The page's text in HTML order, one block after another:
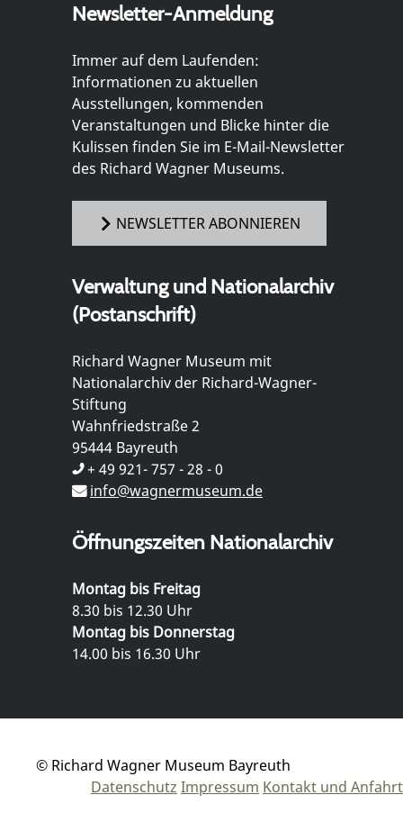
Newsletter-Anmeldung
Immer auf dem Laufenden:
Informationen zu aktuellen
Ausstellungen, kommenden
Veranstaltungen und Blicke hinter die
Kulissen finden Sie im E-Mail-Newsletter
des Richard Wagner Museums.
NEWSLETTER ABONNIEREN
Verwaltung und Nationalarchiv
(Postanschrift)
Richard Wagner Museum mit
Nationalarchiv der Richard-Wagner-
Stiftung
Wahnfriedstraße 2
95444 Bayreuth
+ 49 921- 757 - 28 - 0
info@wagnermuseum.de
Öffnungszeiten Nationalarchiv
Montag bis Freitag
8.30 bis 12.30 Uhr
Montag bis Donnerstag
14.00 bis 16.30 Uhr
© Richard Wagner Museum Bayreuth
Datenschutz Impressum Kontakt und Anfahrt